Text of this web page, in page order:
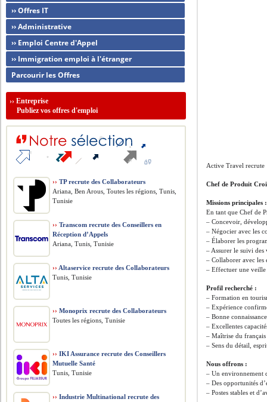
Active Travel recrute
Chef de Produit
Missions principales :
En tant que Chef de
– Concevoir,
– Négocier avec les
– Élaborer les
– Assurer le suivi des
– Collaborer avec les
– Effectuer une veille
Profil recherché :
– Formation en
– Expérience
– Bonne
– Excellentes
– Maîtrise du
– Sens du détail,
Nous offrons :
– Un environnement
– Des opportunités
– Postes stables et
›› Offres IT
›› Administrative
›› Emploi Centre d'Appel
›› Immigration emploi à l'étranger
Parcourir les Offres
››Entreprise
Publiez vos offres d'emploi
›› TP recrute des Collaborateurs
Ariana, Ben Arous, Toutes les régions, Tunis,
Tunisie
›› Transcom recrute des Conseillers en
Réception d’Appels
Ariana, Tunis, Tunisie
›› Altaservice recrute des Collaborateurs
Tunis, Tunisie
›› Monoprix recrute des Collaborateurs
Toutes les régions, Tunisie
›› IKI Assurance recrute des Conseillers
Mutuelle Santé
Tunis, Tunisie
›› Industrie Multinational recrute des